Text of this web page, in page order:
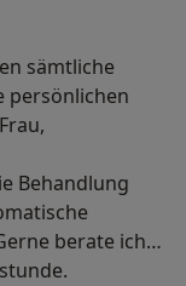
sämtliche
persönlichen
Behandlung
berate ich